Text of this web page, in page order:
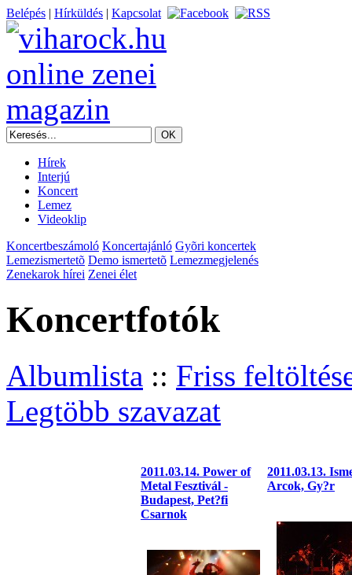
Belépés | Hírküldés | Kapcsolat
Hírek
Interjú
Koncert
Lemez
Videoklip
Koncertbeszámoló Koncertajánló Gyõri koncertek
Lemezismertetõ Demo ismertetõ Lemezmegjelenés
Zenekarok hírei Zenei élet
Koncertfotók
Albumlista :: Friss
Legtöbb szavazat
2011.03.14. Power of
Metal Fesztivál -
Budapest, Pet?fi
Csarnok
2011.03.13.
Arcok, Gy?r